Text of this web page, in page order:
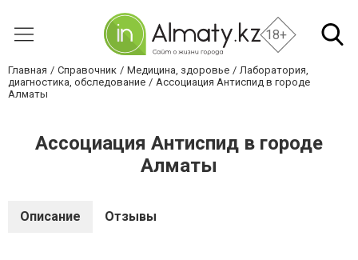
18+
Главная Справочник Медицина, здоровье
Лаборатория,
диагностика, обследование
Ассоциация Антиспид в городе
Алматы
Ассоциация Антиспид в городе
Алматы
Описание Отзывы